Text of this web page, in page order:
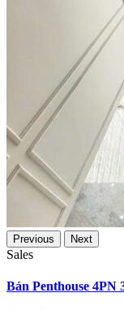
Previous Next
Sales
Bán Penthouse 4PN